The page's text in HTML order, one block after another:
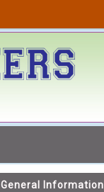
General Information